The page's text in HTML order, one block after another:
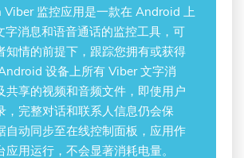
Viber 监控应用 是一款在 Android 上
字消息和语音通话的监控工具，可
知情的前提下，跟踪您拥有或获得
设备上所有 Viber 文字消
共享的视频和音频文件，即使用户
，完整对话和联系人信息仍会保
自动同步至在线控制面板，应用作
应用运行，不会显著消耗电量。